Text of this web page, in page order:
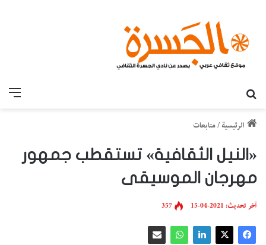
الرئيسية /متابعات
«النيل الثقافية» تستقطب جمهور
مهرجان الموسيقى
آخر تحديث: 2021-04-15 357